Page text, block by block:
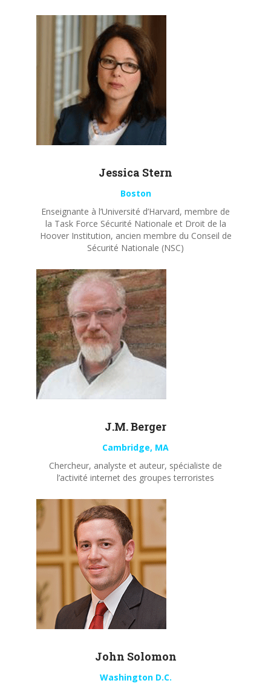
Jessica Stern
Boston
Enseignante à l’Université d’Harvard, membre de
la Task Force Sécurité Nationale et Droit de la
Hoover Institution, ancien membre du Conseil de
Sécurité Nationale (NSC)
J.M. Berger
Cambridge, MA
Chercheur, analyste et auteur, spécialiste de
l’activité internet des groupes terroristes
John Solomon
Washington D.C.